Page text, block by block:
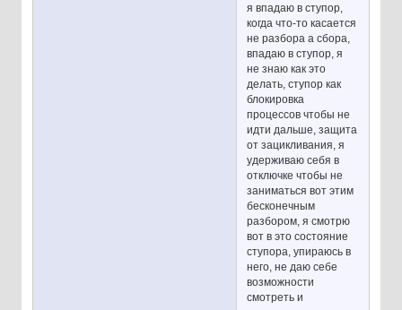
я впадаю в ступор,
когда что-то касается
не разбора а сбора,
впадаю в ступор, я
не знаю как это
делать, ступор как
блокировка
процессов чтобы не
идти дальше, защита
от зацикливания, я
удерживаю себя в
отключке чтобы не
заниматься вот этим
бесконечным
разбором, я смотрю
вот в это состояние
ступора, упираюсь в
него, не даю себе
возможности
смотреть и